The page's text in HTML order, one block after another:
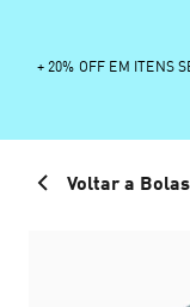
+ 20% OFF EM ITENS
Voltar a